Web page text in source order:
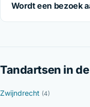
Wordt een bezoek
Tandartsen in
Zwijndrecht (4)